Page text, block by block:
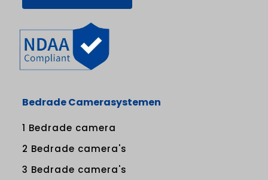
Bedrade Camerasystemen
1 Bedrade camera
2 Bedrade camera's
3 Bedrade camera's